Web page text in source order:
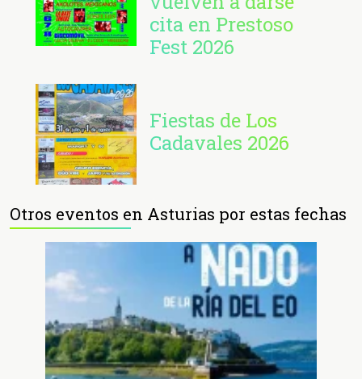
cita en Prestoso
Fest 2026
Fiestas de Los
Cadavales 2026
Otros eventos en Asturias por estas fechas